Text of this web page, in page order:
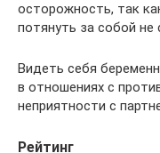
осторожность, так
потянуть за собой
Видеть себя
в отношениях с
неприятности с
Рейтинг